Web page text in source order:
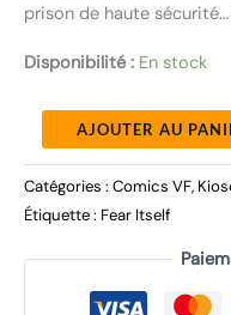
prison de haute
Disponibilité : En stock
AJOUTER AU
Catégories : Comics VF,
Étiquette : Fear Itself